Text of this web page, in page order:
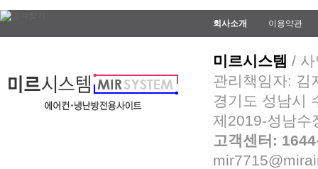
회사소개 이용약관
미르시스템 /
관리책임자: 김
경기도 성남시
제2019-성남수
고객센터: